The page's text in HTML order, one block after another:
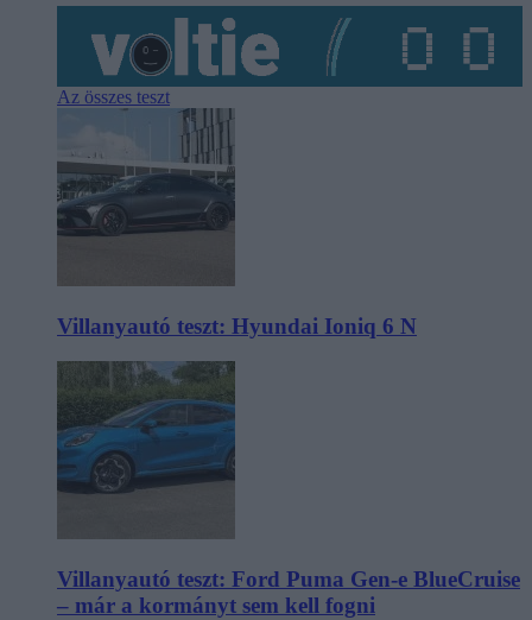
Az összes teszt
Villanyautó teszt: Hyundai Ioniq 6 N
Villanyautó teszt: Ford Puma Gen-e BlueCruise
– már a kormányt sem kell fogni